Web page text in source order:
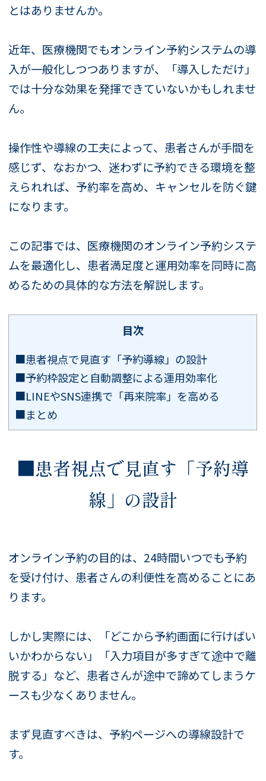
とはありませんか。
近年、医療機関でもオンライン予約システムの導
入が一般化しつつありますが、「導入しただけ」
では十分な効果を発揮できていないかもしれませ
ん。
操作性や導線の工夫によって、患者さんが手間を
感じず、なおかつ、迷わずに予約できる環境を整
えられれば、予約率を高め、キャンセルを防ぐ鍵
になります。
この記事では、医療機関のオンライン予約システ
ムを最適化し、患者満足度と運用効率を同時に高
めるための具体的な方法を解説します。
目次
■患者視点で見直す「予約導線」の設計
■予約枠設定と自動調整による運用効率化
■LINEやSNS連携で「再来院率」を高める
■まとめ
■患者視点で見直す「予約導
線」の設計
オンライン予約の目的は、24時間いつでも予約
を受け付け、患者さんの利便性を高めることにあ
ります。
しかし実際には、「どこから予約画面に行けばい
いかわからない」「入力項目が多すぎて途中で離
脱する」など、患者さんが途中で諦めてしまうケ
ースも少なくありません。
まず見直すべきは、予約ページへの導線設計で
す。